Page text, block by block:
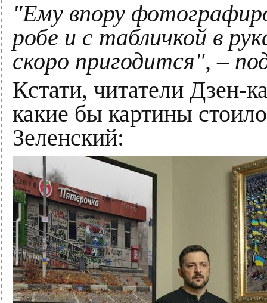
"Ему впору
робе и с табличкой в
скоро пригодится", –
Кстати, читатели Дзен-
какие бы картины
Зеленский: